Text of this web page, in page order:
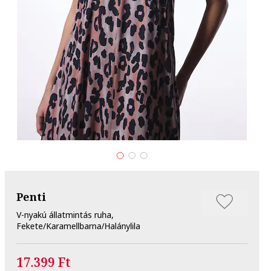
Penti
V-nyakú állatmintás ruha,
Fekete/Karamellbarna/Halánylila
17.399 Ft